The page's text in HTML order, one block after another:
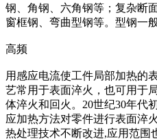
钢、角钢、六角钢等；复杂断
窗框钢、弯曲型钢等。型钢一
高频
用感应电流使工件局部加热的
艺常用于表面淬火，也可用于
体淬火和回火。20世纪30年代
应加热方法对零件进行表面淬
热处理技术不断改进,应用范围